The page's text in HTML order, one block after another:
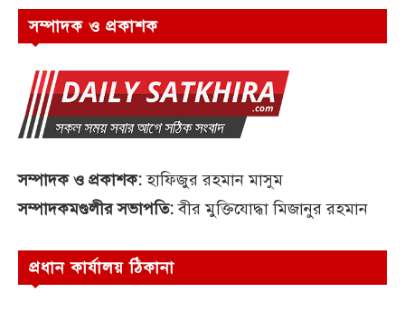
সম্পাদক ও প্রকাশক
সম্পাদক ও প্রকাশক:হাফিজুর রহমান মাসুম
সম্পাদকমণ্ডলীর সভাপতি:বীর মুক্তিযোদ্ধা মিজানুর রহমান
প্রধান কার্যালয় ঠিকানা